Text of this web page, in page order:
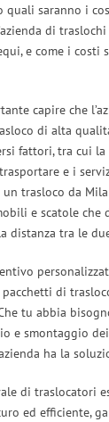
quali saranno i
di
e come i costi
capire che
di alta
fattori, tra cui la
e i
trasloco da
e scatole che
distanza tra le
di
tu abbia
e smontaggio
ha la
di traslocatori
ed efficiente,